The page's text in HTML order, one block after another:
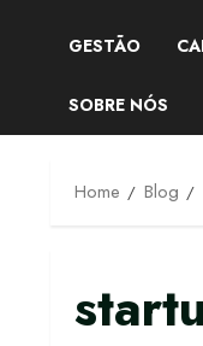
GESTÃO
SOBRE NÓS
Home Blog